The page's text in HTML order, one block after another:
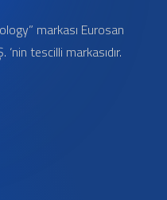
markası Eurosan
tescilli markasıdır.